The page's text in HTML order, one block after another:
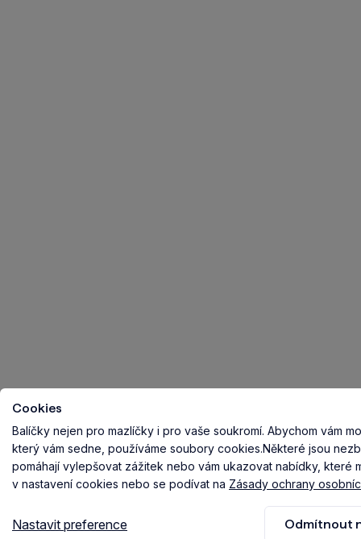
Cookies
Balíčky nejen pro mazlíčky i pro vaše soukromí. Abychom vám
který vám sedne, používáme soubory cookies.Některé jsou
pomáhají vylepšovat zážitek nebo vám ukazovat nabídky, které
v nastavení cookies nebo se podívat na Zásady ochrany
Nastavit preference Odmítnout